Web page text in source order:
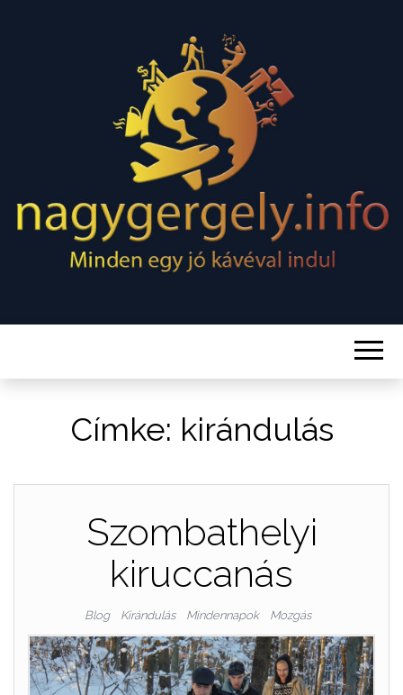
NAGY
GERGELY
Minden egy jó kávéval indul
Címke: kirándulás
Szombathelyi
kiruccanás
Blog Kirándulás Mindennapok Mozgás